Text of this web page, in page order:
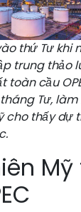
thứ Tư khi
trung thảo
toàn cầu
Tư,
cho thấy dự